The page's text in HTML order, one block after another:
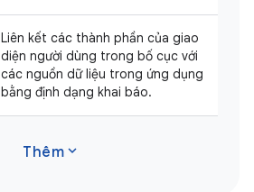
Liên kết các thành phần của giao
diện người dùng trong bố cục với
các nguồn dữ liệu trong ứng dụng
bằng định dạng khai báo.
Thêm expand_more